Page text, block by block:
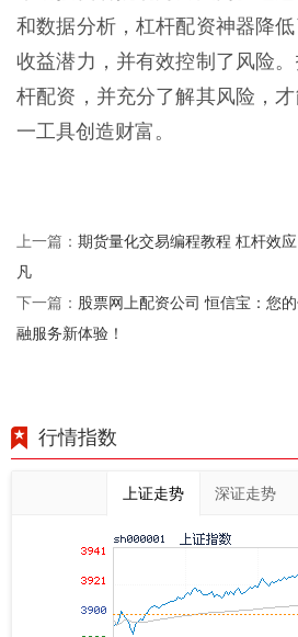
和数据分析，杠杆配资神器降
收益潜力，并有效控制了风险
杆配资，并充分了解其风险，
一工具创造财富。
上一篇： 期货量化交易编程教程 杠杆效
凡
下一篇： 股票网上配资公司 恒信宝：您
融服务新体验！
行情指数
上证走势 深证走势